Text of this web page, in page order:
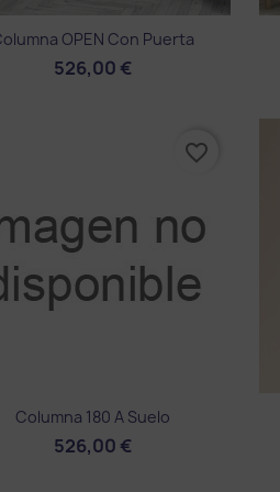
OPEN Con Puerta
526,00 €
Vista rápida
Columna 180 A Suelo
526,00 €
Vista rápida
favorite_border